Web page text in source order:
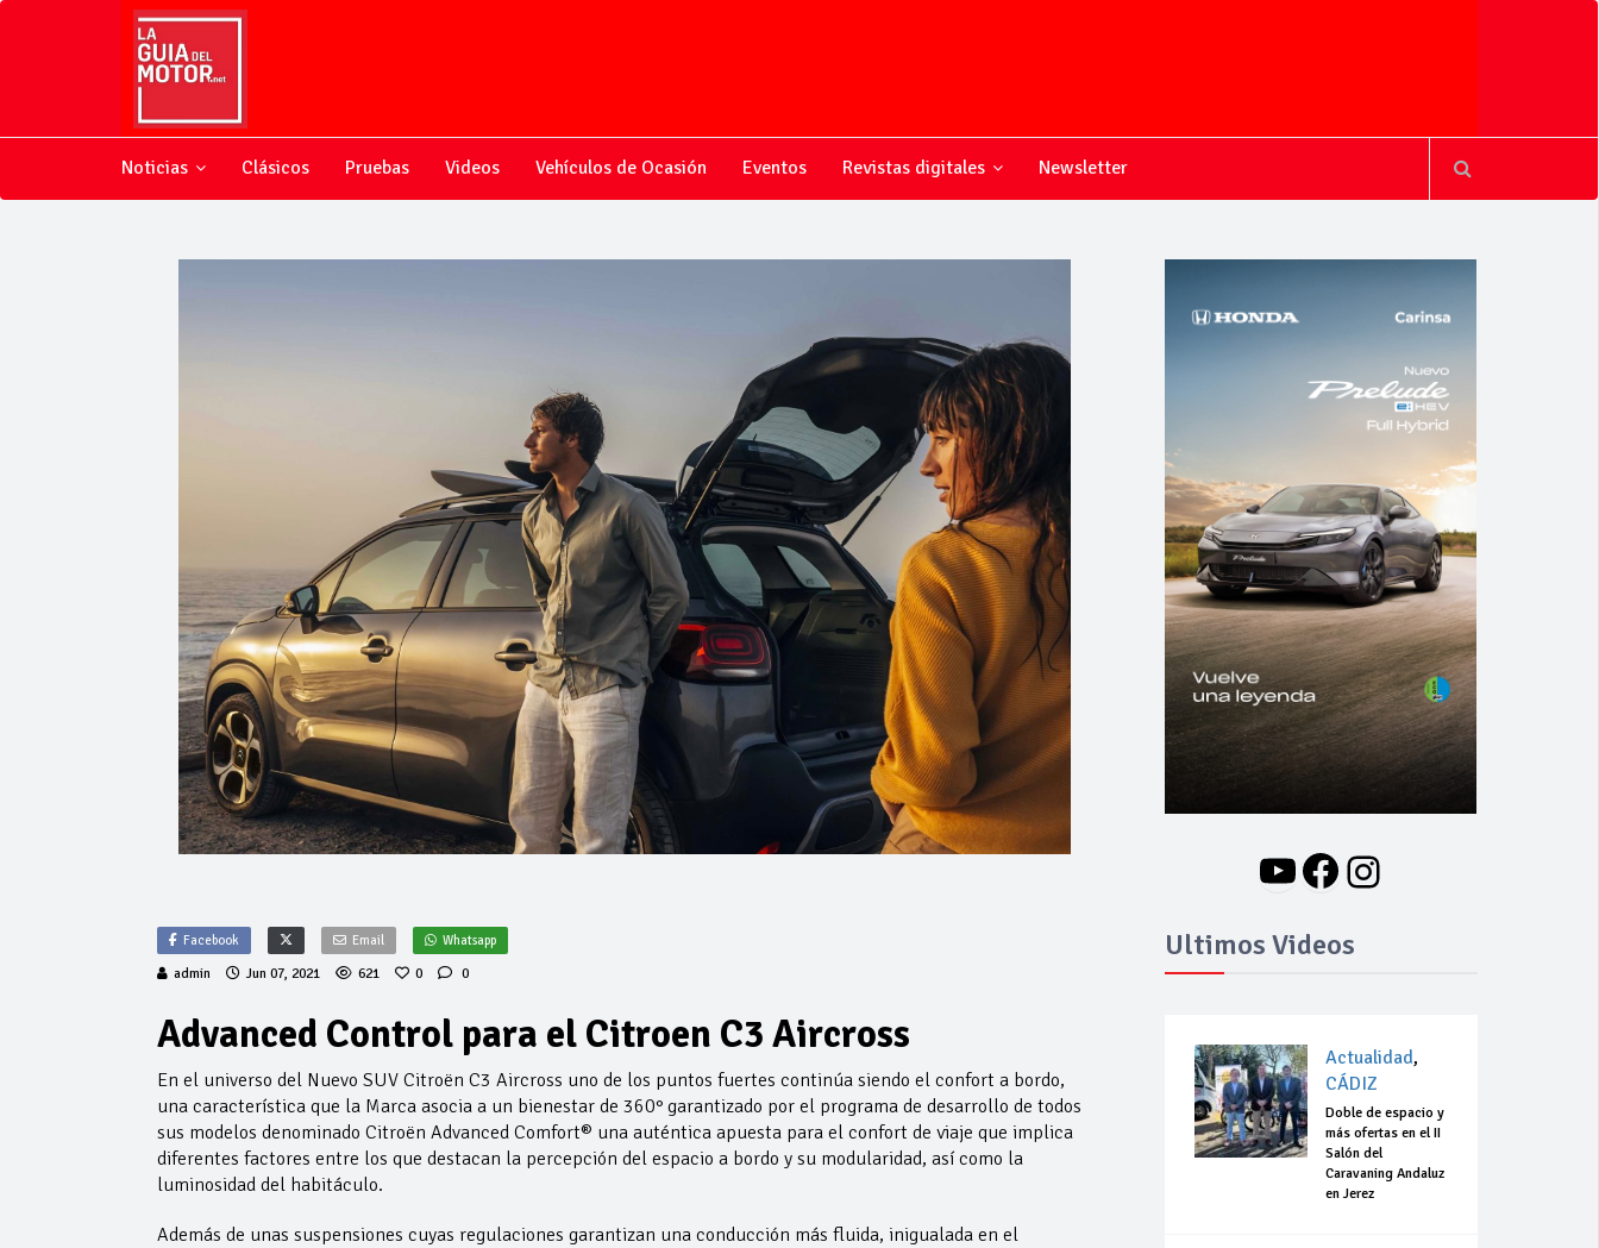
Noticias Clásicos Pruebas Videos Vehículos de Ocasión Eventos Revistas digitales Newsletter
Facebook Email Whatsapp
admin Jun 07, 2021 621 0 0
Advanced Control para el Citroen C3 Aircross
En el universo del Nuevo SUV Citroën C3 Aircross uno de los puntos fuertes continúa siendo el confort a bordo,
una característica que la Marca asocia a un bienestar de 360° garantizado por el programa de desarrollo de todos
sus modelos denominado Citroën Advanced Comfort® una auténtica apuesta para el confort de viaje que implica
diferentes factores entre los que destacan la percepción del espacio a bordo y su modularidad, así como la
luminosidad del habitáculo.
Además de unas suspensiones cuyas regulaciones garantizan una conducción más fluida, inigualada en el
YouTube
Facebook
Instagram
Ultimos Videos
Actualidad,
CÁDIZ
Doble de espacio y
más ofertas en el II
Salón del
Caravaning Andaluz
en Jerez